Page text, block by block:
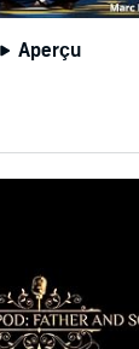
Aperçu